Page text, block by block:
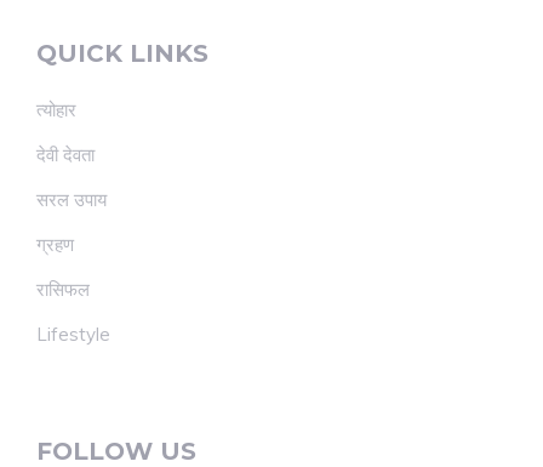
QUICK LINKS
त्योहार
देवी देवता
सरल उपाय
ग्रहण
रासिफल
Lifestyle
FOLLOW US